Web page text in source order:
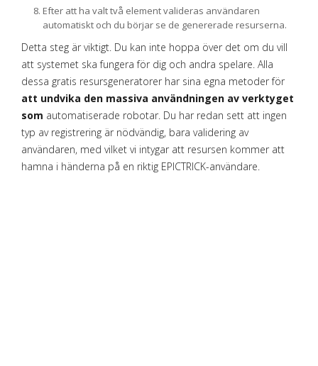
Efter att ha valt två element valideras användaren
automatiskt och du börjar se de genererade resurserna.
Detta steg är viktigt. Du kan inte hoppa över det om du vill
att systemet ska fungera för dig och andra spelare. Alla
dessa gratis resursgeneratorer har sina egna metoder för
att undvika den massiva användningen av verktyget
som automatiserade robotar. Du har redan sett att ingen
typ av registrering är nödvändig, bara validering av
användaren, med vilket vi intygar att resursen kommer att
hamna i händerna på en riktig EPICTRICK-användare.